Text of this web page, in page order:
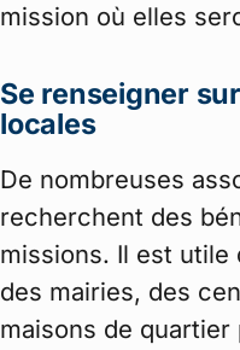
mission où elles
Se renseigner
locales
De nombreuses
recherchent des
missions. Il est utile
des mairies, des
maisons de